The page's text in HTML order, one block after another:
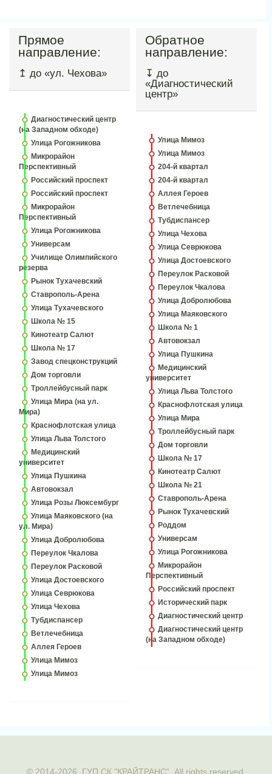
Прямое
направление:
↥ до «ул. Чехова»
Диагностический центр
(на Западном обходе)
Улица Рогожникова
Микрорайон
Перспективный
Российский проспект
Российский проспект
Микрорайон
Перспективный
Улица Рогожникова
Универсам
Училище Олимпийского
резерва
Рынок Тухачевский
Ставрополь-Арена
Улица Тухачевского
Школа № 15
Кинотеатр Салют
Школа № 17
Завод спецконструкций
Дом торговли
Троллейбусный парк
Улица Мира (на ул.
Мира)
Краснофлотская улица
Улица Льва Толстого
Медицинский
университет
Улица Пушкина
Автовокзал
Улица Розы Люксембург
Улица Маяковского (на
ул. Мира)
Улица Добролюбова
Переулок Чкалова
Переулок Расковой
Улица Достоевского
Улица Севрюкова
Улица Чехова
Тубдиспансер
Ветлечебница
Аллея Героев
Улица Мимоз
Улица Мимоз
Обратное
направление:
↧ до
«Диагностический
центр»
Улица Мимоз
Улица Мимоз
204-й квартал
204-й квартал
Аллея Героев
Ветлечебница
Тубдиспансер
Улица Чехова
Улица Севрюкова
Улица Достоевского
Переулок Расковой
Переулок Чкалова
Улица Добролюбова
Улица Маяковского
Школа № 1
Автовокзал
Улица Пушкина
Медицинский
университет
Улица Льва Толстого
Краснофлотская улица
Улица Мира
Троллейбусный парк
Дом торговли
Школа № 17
Кинотеатр Салют
Школа № 21
Ставрополь-Арена
Рынок Тухачевский
Роддом
Универсам
Улица Рогожникова
Микрорайон
Перспективный
Российский проспект
Исторический парк
Диагностический центр
Диагностический центр
(на Западном обходе)
© 2014-2026. ГУП СК "КРАЙТРАНС". All rights reserved.